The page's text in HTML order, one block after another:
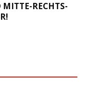
RECHTS-